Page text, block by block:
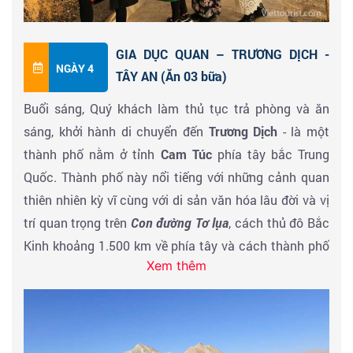
Buổi tối: Sau khi dùng bữa tối tại nhà hàng địa
phương, Quý khách có thể đăng ký xem
thấy Đôn Hoàng”tái hiện lại bối cảnh lịch sử văn hóa
của Đôn Hoàng qua hàng ngàn năm cùng sự phát
triển của con đường tơ lụa (chi phí tự túc). Nghỉ đêm
tạiĐôn Hoàng.
Dục Quan. Công viên này được biết đến với những cây
hồ dương (Populus euphratica) cổ thụ, một loài cây có
khả năng chịu hạn và phát triển mạnh trong điều kiện
khắc nghiệt của sa mạc. Loài cây này có tuổi thọ lên
đến hàng trăm năm, thân cây xù xì, cành lá sum suê,
tạo nên khung cảnh độc đáo. Vào mùa thu, lá cây
chuyển sang màu vàng rực rỡ, tạo nên khung cảnh
thiên nhiên tuyệt đẹp.
Quý khách dùng bữa tối tại nhà hàng địa phương và
nhận phòng khách sạn nghỉ đêm tạiGia Dục Quan.
NGÀY 4
GIA DỤC QUAN – TRƯƠNG DỊCH -
TÂY AN (Ăn 03 bữa)
Buổi sáng, Quý khách làm thủ tục trả phòng và ăn
sáng, khởi hành di chuyển đến Trương Dịch - là một
thành phố nằm ở tỉnh Cam Túcphía tây bắc Trung
Quốc. Thành phố này nổi tiếng với những cảnh quan
thiên nhiên kỳ vĩ cùng với di sản văn hóa lâu đời và vị
trí quan trọng trên Con đường Tơ lụa, cách thủ đô Bắc
Kinh khoảng 1.500 km về phía tây và cách thành phố
Lan Châu (thủ phủ tỉnh Cam Túc) khoảng 500 km. Đến
Trương Dịch đoàn tham quan:
Xem thêm